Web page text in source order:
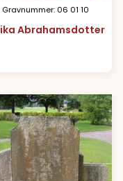
Gravnummer: 06 01 10
Abrahamsdotter